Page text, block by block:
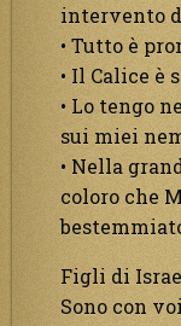
intervento
• Tutto è
• Il Calice è
• Lo tengo
sui miei
• Nella
coloro che
Figli di
Sono con